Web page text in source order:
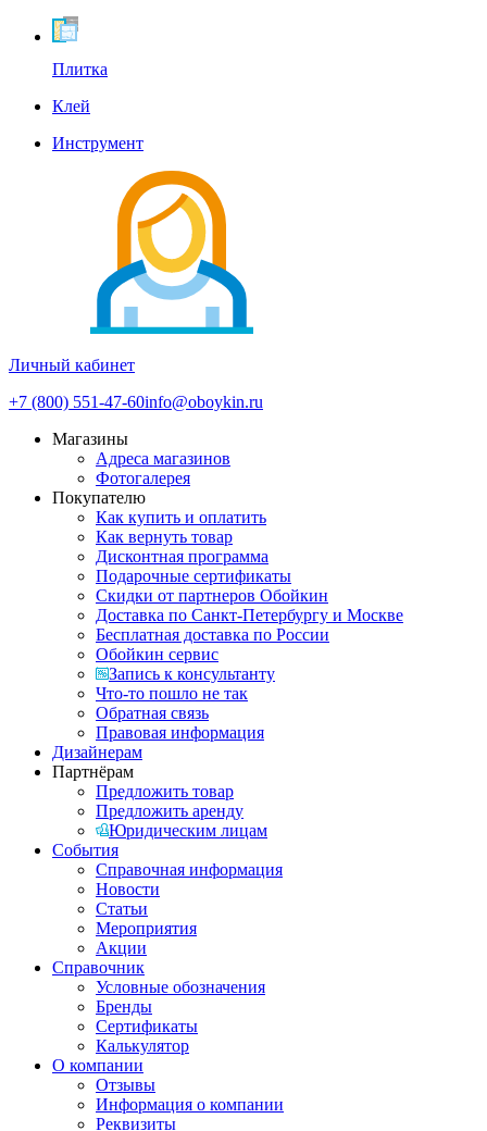
Плитка
Клей
Инструмент
Личный кабинет
+7 (800) 551-47-60info@oboykin.ru
Магазины
Адреса магазинов
Фотогалерея
Покупателю
Как купить и оплатить
Как вернуть товар
Дисконтная программа
Подарочные сертификаты
Скидки от партнеров Обойкин
Доставка по Санкт-Петербургу и Москве
Бесплатная доставка по России
Обойкин сервис
Запись к консультанту
Что-то пошло не так
Обратная связь
Правовая информация
Дизайнерам
Партнёрам
Предложить товар
Предложить аренду
Юридическим лицам
События
Справочная информация
Новости
Статьи
Мероприятия
Акции
Справочник
Условные обозначения
Бренды
Сертификаты
Калькулятор
О компании
Отзывы
Информация о компании
Реквизиты